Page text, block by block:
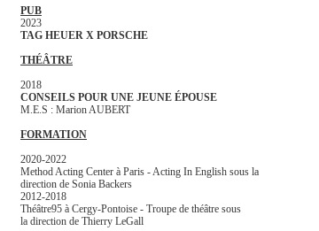
PUB
2023
TAG HEUER X PORSCHE
THÉÂTRE
2018
CONSEILS POUR UNE JEUNE ÉPOUSE
M.E.S : Marion AUBERT
FORMATION
2020-2022
Method Acting Center à Paris - Acting In English sous la
direction de Sonia Backers
2012-2018
Théâtre95 à Cergy-Pontoise - Troupe de théâtre sous
la direction de Thierry LeGall